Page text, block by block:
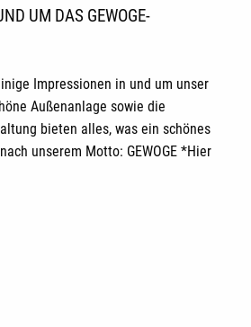
UM DAS GEWOGE-
Impressionen in und um unser
Außenanlage sowie die
bieten alles, was ein schönes
unserem Motto: GEWOGE *Hier